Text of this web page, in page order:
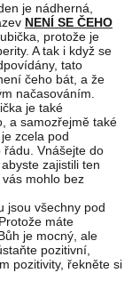
je nádherná,
NENÍ SE ČEHO
protože je
A tak i když se
tato
čeho bát, a že
načasováním.
je také
a samozřejmě také
zcela pod
řádu. Vnášejte do
zajistili ten
mohlo bez
jsou všechny pod
máte
je mocný, ale
pozitivní,
pozitivity, řekněte si